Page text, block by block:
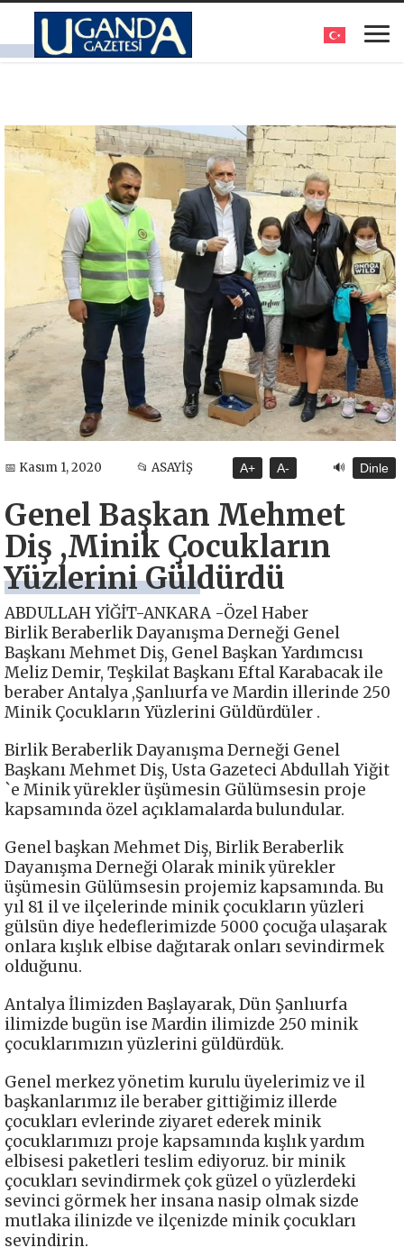
📅 Kasım 1, 2020 📂 ASAYİŞ A+ A- 🔊 Dinle
Genel Başkan Mehmet
Diş ,Minik Çocukların
Yüzlerini Güldürdü
ABDULLAH YİĞİT-ANKARA -Özel Haber
Birlik Beraberlik Dayanışma Derneği Genel
Başkanı Mehmet Diş, Genel Başkan Yardımcısı
Meliz Demir, Teşkilat Başkanı Eftal Karabacak ile
beraber Antalya ,Şanlıurfa ve Mardin illerinde 250
Minik Çocukların Yüzlerini Güldürdüler .
Birlik Beraberlik Dayanışma Derneği Genel
Başkanı Mehmet Diş, Usta Gazeteci Abdullah Yiğit
`e Minik yürekler üşümesin Gülümsesin proje
kapsamında özel açıklamalarda bulundular.
Genel başkan Mehmet Diş, Birlik Beraberlik
Dayanışma Derneği Olarak minik yürekler
üşümesin Gülümsesin projemiz kapsamında. Bu
yıl 81 il ve ilçelerinde minik çocukların yüzleri
gülsün diye hedeflerimizde 5000 çocuğa ulaşarak
onlara kışlık elbise dağıtarak onları sevindirmek
olduğunu.
Antalya İlimizden Başlayarak, Dün Şanlıurfa
ilimizde bugün ise Mardin ilimizde 250 minik
çocuklarımızın yüzlerini güldürdük.
Genel merkez yönetim kurulu üyelerimiz ve il
başkanlarımız ile beraber gittiğimiz illerde
çocukları evlerinde ziyaret ederek minik
çocuklarımızı proje kapsamında kışlık yardım
elbisesi paketleri teslim ediyoruz. bir minik
çocukları sevindirmek çok güzel o yüzlerdeki
sevinci görmek her insana nasip olmak sizde
mutlaka ilinizde ve ilçenizde minik çocukları
sevindirin.